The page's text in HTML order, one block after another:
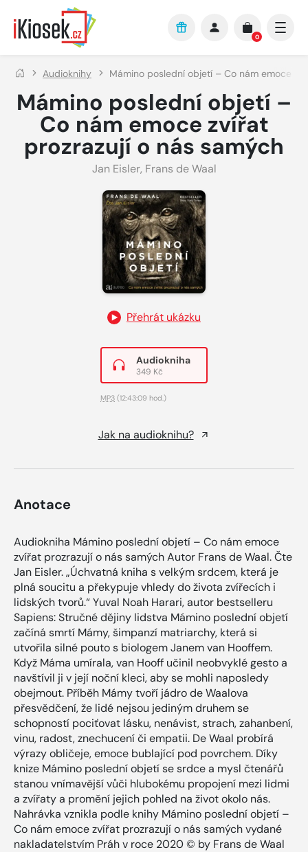
Přejít na hlavní obsah
0
Audioknihy Mámino poslední objetí – Co nám emoce
Mámino poslední objetí –
Co nám emoce zvířat
prozrazují o nás samých
Jan Eisler, Frans de Waal
Přehrát ukázku
Audiokniha
349 Kč
MP3 (12:43:09 hod.)
Jak na audioknihu?
Anotace
Audiokniha Mámino poslední objetí – Co nám emoce
zvířat prozrazují o nás samých Autor Frans de Waal. Čte
Jan Eisler. „Úchvatná kniha s velkým srdcem, která je
plná soucitu a překypuje vhledy do života zvířecích i
lidských tvorů.“ Yuval Noah Harari, autor bestselleru
Sapiens: Stručné dějiny lidstva Mámino poslední objetí
začíná smrtí Mámy, šimpanzí matriarchy, která si
utvořila silné pouto s biologem Janem van Hooffem.
Když Máma umírala, van Hooff učinil neobvyklé gesto a
navštívil ji v její noční kleci, aby se mohli naposledy
obejmout. Příběh Mámy tvoří jádro de Waalova
přesvědčení, že lidé nejsou jediným druhem se
schopností pociťovat lásku, nenávist, strach, zahanbení,
vinu, radost, znechucení či empatii. De Waal probírá
výrazy obličeje, emoce bublající pod povrchem. Díky
knize Mámino poslední objetí se srdce a mysl čtenářů
stanou vnímavější vůči hlubokému propojení mezi lidmi
a zvířaty a promění jejich pohled na život okolo nás.
Nahrávka vznikla podle knihy Mámino poslední objetí –
Co nám emoce zvířat prozrazují o nás samých vydané
nakladatelstvím Práh v roce 2020 © by Frans de Waal